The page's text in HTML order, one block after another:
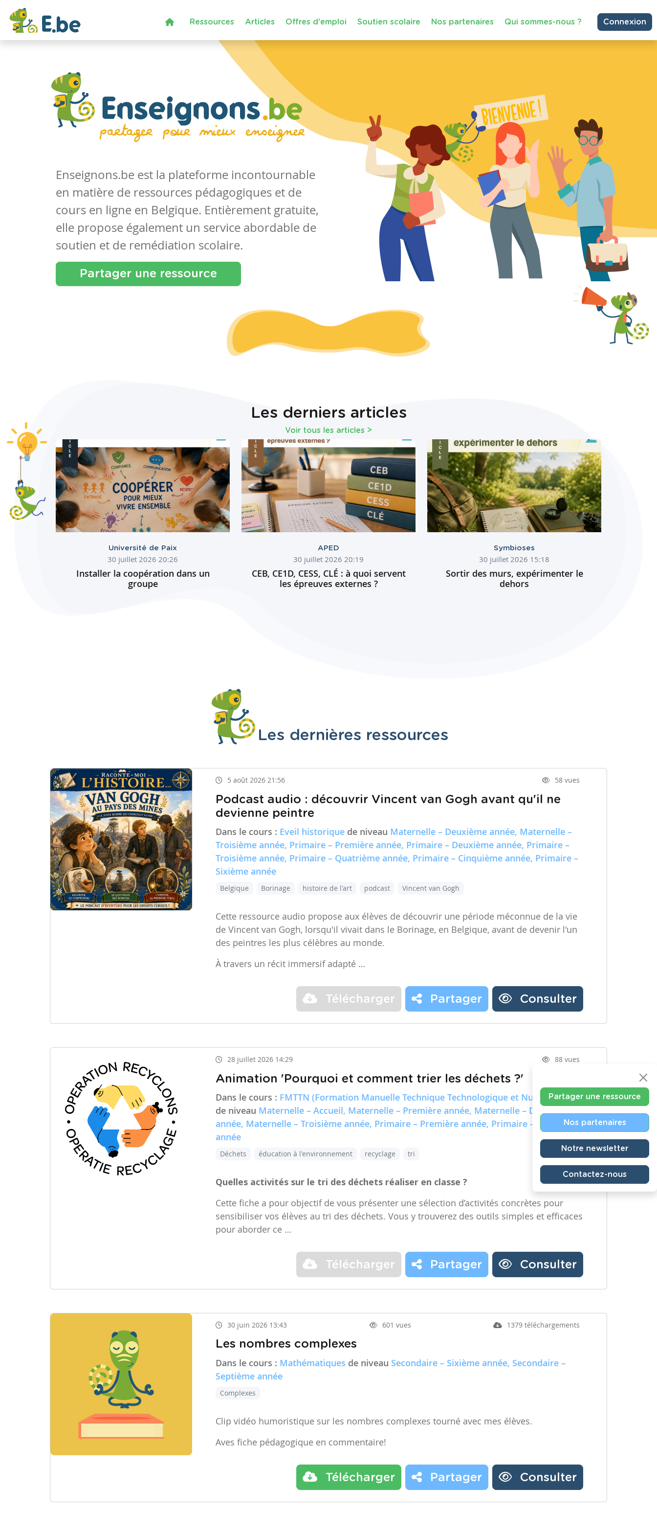
Ressources Articles Offres d'emploi Soutien scolaire Nos partenaires Qui sommes-nous ? Connexion
Enseignons.be est la plateforme incontournable
en matière de ressources pédagogiques et de
cours en ligne en Belgique. Entièrement gratuite,
elle propose également un service abordable de
soutien et de remédiation scolaire.
Partager une ressource
Les derniers articles
Voir tous les articles >
Université de Paix
30 juillet 2026 20:26
Installer la coopération dans un
groupe
APED
30 juillet 2026 20:19
CEB, CE1D, CESS, CLÉ : à quoi servent
les épreuves externes ?
Symbioses
30 juillet 2026 15:18
Sortir des murs, expérimenter le
dehors
Les dernières ressources
5 août 2026 21:56 58 vues
Podcast audio : découvrir Vincent van Gogh avant qu'il ne
devienne peintre
Dans le cours : Eveil historique de niveau Maternelle – Deuxième année, Maternelle –
Troisième année, Primaire – Première année, Primaire – Deuxième année, Primaire –
Troisième année, Primaire – Quatrième année, Primaire – Cinquième année, Primaire –
Sixième année
Belgique Borinage histoire de l'art podcast Vincent van Gogh
Cette ressource audio propose aux élèves de découvrir une période méconnue de la vie
de Vincent van Gogh, lorsqu'il vivait dans le Borinage, en Belgique, avant de devenir l'un
des peintres les plus célèbres au monde.
À travers un récit immersif adapté …
Télécharger Partager Consulter
28 juillet 2026 14:29 88 vues
Animation 'Pourquoi et comment trier les déchets ?'
Dans le cours : FMTTN (Formation Manuelle Technique Technologique et Numérique)
de niveau Maternelle – Accueil, Maternelle – Première année, Maternelle – Deuxième
année, Maternelle – Troisième année, Primaire – Première année, Primaire – Deuxième
année
Déchets éducation à l'environnement recyclage tri
Quelles activités sur le tri des déchets réaliser en classe ?
Cette fiche a pour objectif de vous présenter une sélection d’activités concrètes pour
sensibiliser vos élèves au tri des déchets. Vous y trouverez des outils simples et efficaces
pour aborder ce …
Télécharger Partager Consulter
30 juin 2026 13:43 601 vues 1379 téléchargements
Les nombres complexes
Dans le cours : Mathématiques de niveau Secondaire – Sixième année, Secondaire –
Septième année
Complexes
Clip vidéo humoristique sur les nombres complexes tourné avec mes élèves.
Aves fiche pédagogique en commentaire!
Télécharger Partager Consulter
Partager une ressource
Nos partenaires
Notre newsletter
Contactez-nous